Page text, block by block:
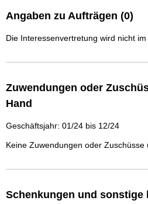
Angaben zu Aufträgen (0)
Die Interessenvertretung wird nicht im
Zuwendungen oder
Hand
Geschäftsjahr: 01/24 bis 12/24
Keine Zuwendungen oder Zuschüsse
Schenkungen und sonstige